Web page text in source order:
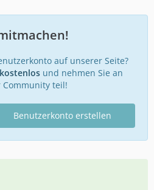
auf unserer Seite?
und nehmen Sie an
Community teil!
Benutzerkonto erstellen